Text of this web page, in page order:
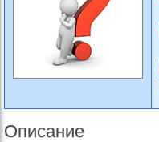
Описание